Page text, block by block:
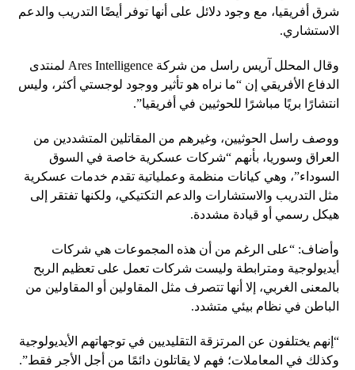
شرق أفريقيا، مع وجود دلائل على أنها توفر أيضًا التدريب والدعم
الاستشاري.
وقال المحلل آريس راسل من شركة Ares Intelligence لمنتدى
الدفاع الأفريقي إن “ما نراه هو تأثير ووجود لوجستي أكثر، وليس
انتشارًا بريًا مباشرًا للحوثيين في أفريقيا”.
ووصف راسل الحوثيين، وغيرهم من المقاتلين المتشددين من
العراق وسوريا، بأنهم “شركات عسكرية خاصة في السوق
السوداء”، وهي كيانات منظمة وعملياتية تقدم خدمات عسكرية
مثل التدريب والاستشارات والدعم التكتيكي، ولكنها تفتقر إلى
هيكل رسمي أو قيادة مشددة.
وأضاف: “على الرغم من أن هذه المجموعات هي شركات
أيديولوجية ومترابطة وليست شركات تعمل على تعظيم الربح
بالمعنى الغربي، إلا أنها تتصرف مثل المقاولين أو المقاولين من
الباطن في نظام بيئي متشدد.
“إنهم يختلفون عن المرتزقة التقليديين في توجهاتهم الأيديولوجية
وكذلك في المعاملات؛ فهم لا يقاتلون دائمًا من أجل الأجر فقط”.